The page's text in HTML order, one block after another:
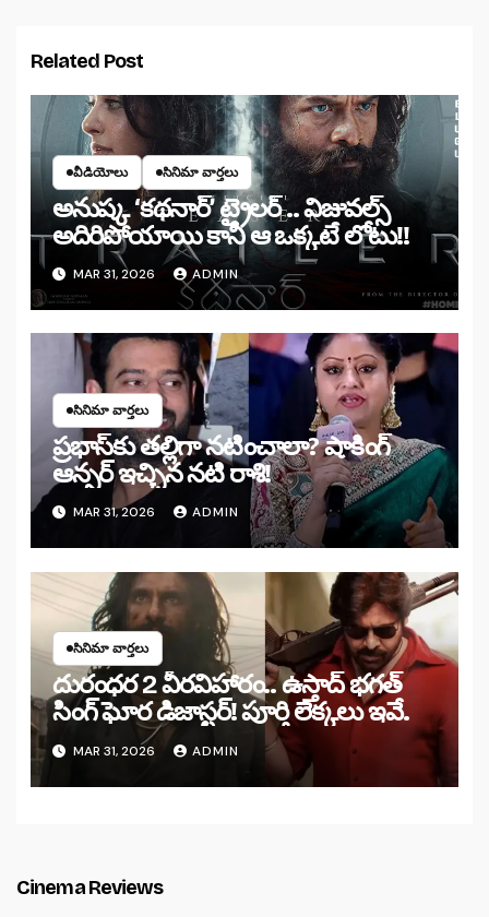
Related Post
వీడియోలు సినిమా వార్తలు
అనుష్క ‘కథనార్’ ట్రైలర్ .. విజువల్స్
అదిరిపోయాయి కానీ ఆ ఒక్కటే లోటు!!
MAR 31, 2026 ADMIN
సినిమా వార్తలు
ప్రభాస్‌కు తల్లిగా నటించాలా? షాకింగ్
ఆన్సర్ ఇచ్చిన నటి రాశి!
MAR 31, 2026 ADMIN
సినిమా వార్తలు
దురంధర 2 వీరవిహారం.. ఉస్తాద్ భగత్
సింగ్ ఘోర డిజాస్టర్! పూర్తి లెక్కలు ఇవే.
MAR 31, 2026 ADMIN
Cinema Reviews